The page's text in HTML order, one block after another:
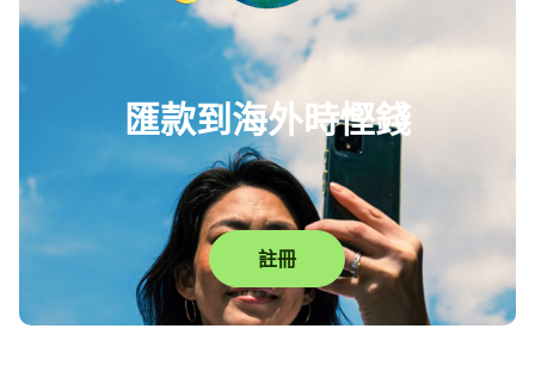
匯款到海外時慳錢
註冊